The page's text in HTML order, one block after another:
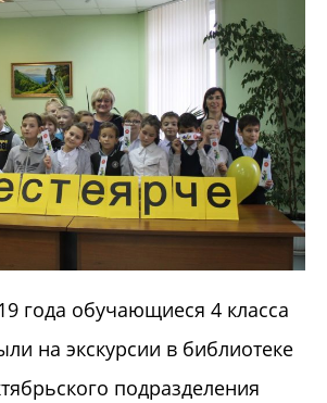
года обучающиеся 4 класса
на экскурсии в библиотеке
подразделения